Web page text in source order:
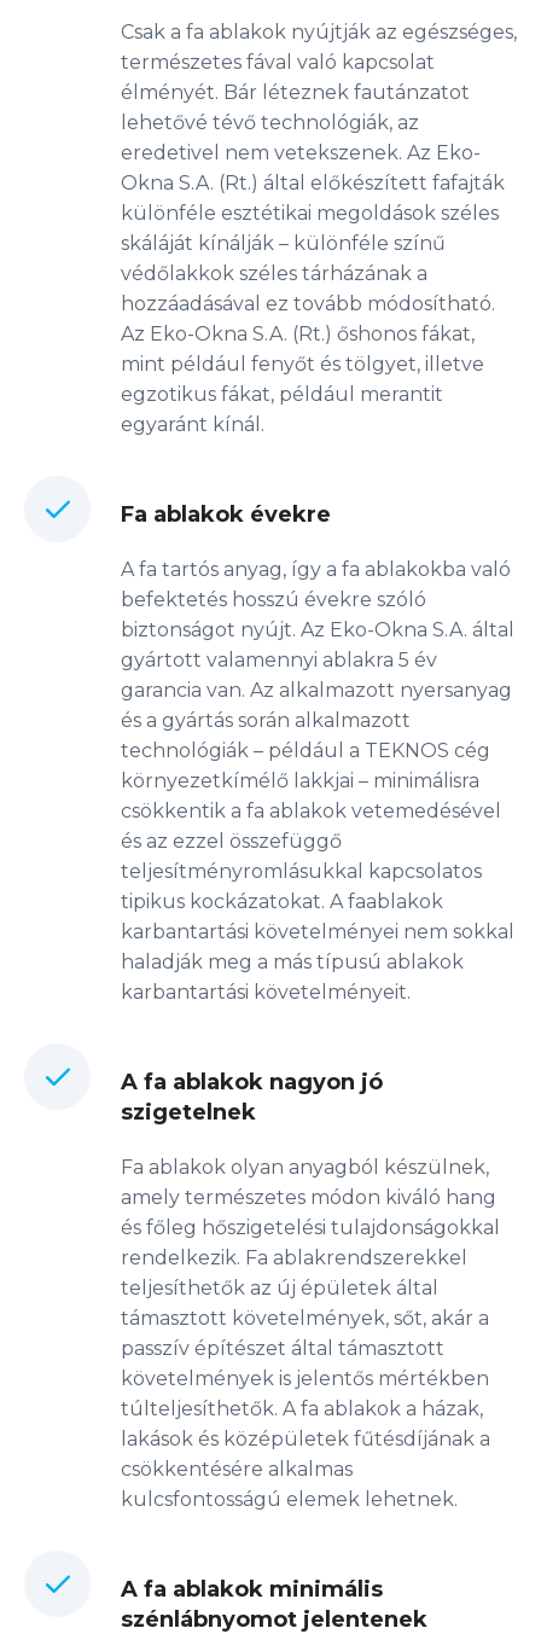
Csak a fa ablakok nyújtják az egészséges,
természetes fával való kapcsolat
élményét. Bár léteznek fautánzatot
lehetővé tévő technológiák, az
eredetivel nem vetekszenek. Az Eko-
Okna S.A. (Rt.) által előkészített fafajták
különféle esztétikai megoldások széles
skáláját kínálják – különféle színű
védőlakkok széles tárházának a
hozzáadásával ez tovább módosítható.
Az Eko-Okna S.A. (Rt.) őshonos fákat,
mint például fenyőt és tölgyet, illetve
egzotikus fákat, például merantit
egyaránt kínál.
Fa ablakok évekre
A fa tartós anyag, így a fa ablakokba való
befektetés hosszú évekre szóló
biztonságot nyújt. Az Eko-Okna S.A. által
gyártott valamennyi ablakra 5 év
garancia van. Az alkalmazott nyersanyag
és a gyártás során alkalmazott
technológiák – például a TEKNOS cég
környezetkímélő lakkjai – minimálisra
csökkentik a fa ablakok vetemedésével
és az ezzel összefüggő
teljesítményromlásukkal kapcsolatos
tipikus kockázatokat. A faablakok
karbantartási követelményei nem sokkal
haladják meg a más típusú ablakok
karbantartási követelményeit.
A fa ablakok nagyon jó
szigetelnek
Fa ablakok olyan anyagból készülnek,
amely természetes módon kiváló hang
és főleg hőszigetelési tulajdonságokkal
rendelkezik. Fa ablakrendszerekkel
teljesíthetők az új épületek által
támasztott követelmények, sőt, akár a
passzív építészet által támasztott
követelmények is jelentős mértékben
túlteljesíthetők. A fa ablakok a házak,
lakások és középületek fűtésdíjának a
csökkentésére alkalmas
kulcsfontosságú elemek lehetnek.
A fa ablakok minimális
szénlábnyomot jelentenek